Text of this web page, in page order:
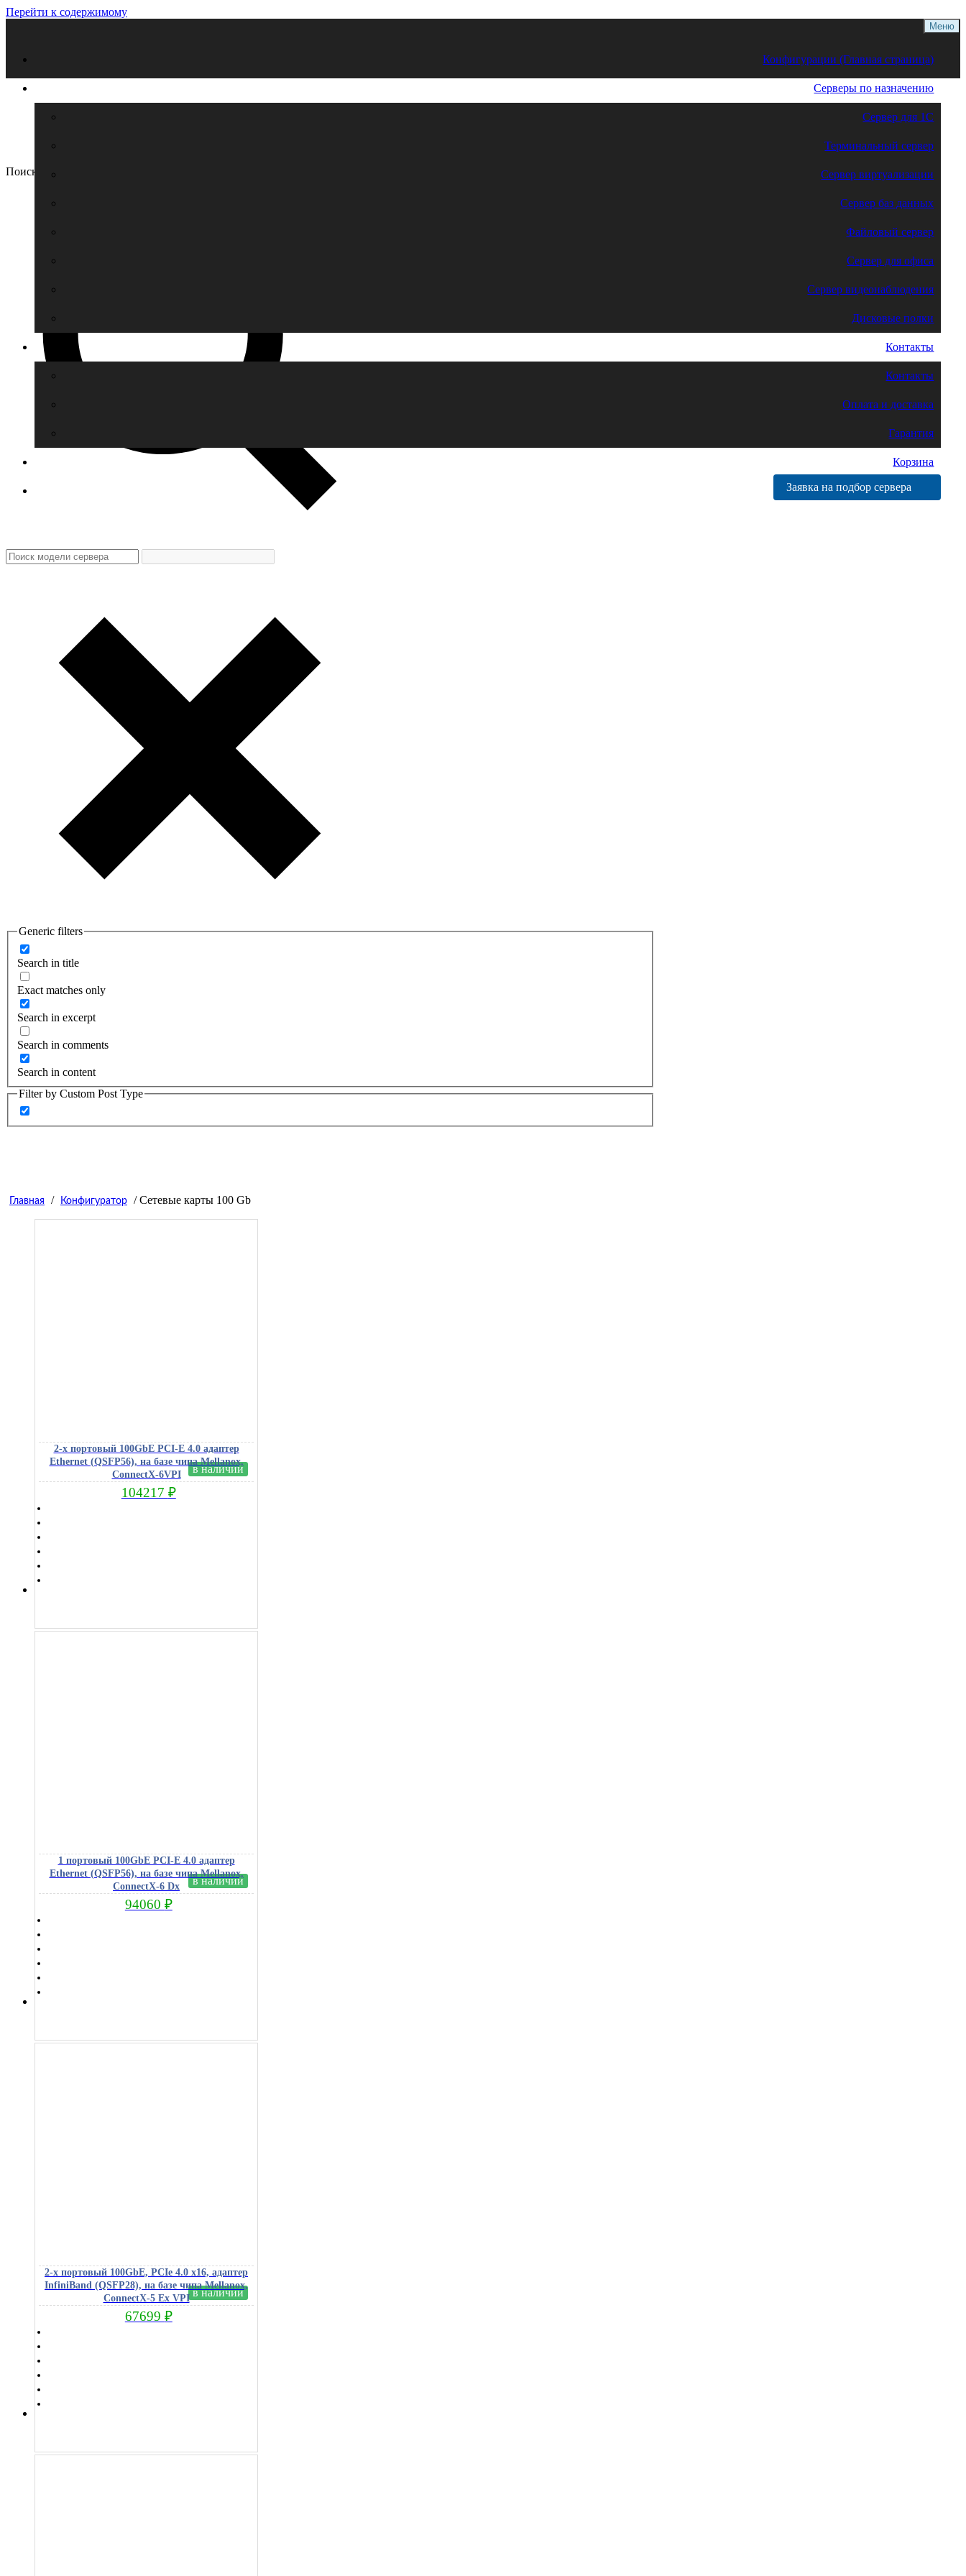
Перейти к содержимому
Меню
Конфигурации (Главная страница)
Серверы по назначению
Сервер для 1С
Терминальный сервер
Сервер виртуализации
Сервер баз данных
Файловый сервер
Сервер для офиса
Сервер видеонаблюдения
Дисковые полки
Контакты
Контакты
Оплата и доставка
Гарантия
Корзина
Заявка на подбор сервера
Поиск
Generic filters
Search in title
Exact matches only
Search in excerpt
Search in comments
Search in content
Filter by Custom Post Type
Главная / Конфигуратор / Сетевые карты 100 Gb
2-х портовый 100GbE PCI-E 4.0 адаптер
Ethernet (QSFP56), на базе чипа Mellanox,
ConnectX-6VPI
104217 ₽
в наличии
1 портовый 100GbE PCI-E 4.0 адаптер
Ethernet (QSFP56), на базе чипа Mellanox,
ConnectX-6 Dx
94060 ₽
в наличии
2-х портовый 100GbE, PCIe 4.0 x16, адаптер
InfiniBand (QSFP28), на базе чипа Mellanox,
ConnectX-5 Ex VPI
67699 ₽
в наличии